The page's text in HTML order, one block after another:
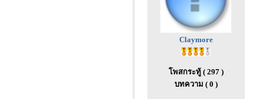
Claymore
โพสกระทู้ ( 297 )
บทความ ( 0 )